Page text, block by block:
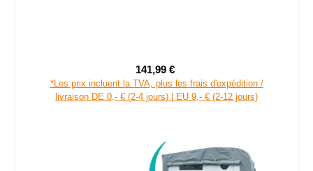
Prix de vente :
141,99 €
*Les prix incluent la TVA, plus les frais d'expédition /
livraison DE 0,- € (2-4 jours) | EU 9,- € (2-12 jours)